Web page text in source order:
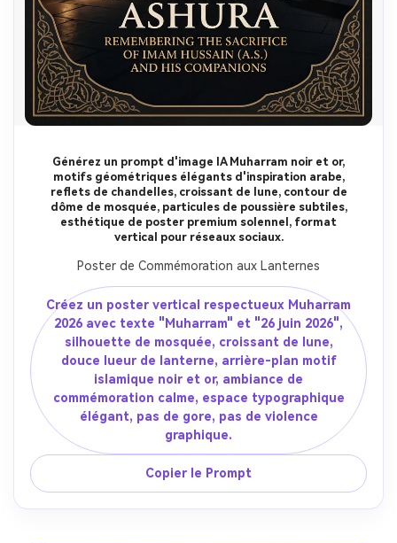
Générez un prompt d'image IA Muharram noir et or,
motifs géométriques élégants d'inspiration arabe,
reflets de chandelles, croissant de lune, contour de
dôme de mosquée, particules de poussière subtiles,
esthétique de poster premium solennel, format
vertical pour réseaux sociaux.
Poster de Commémoration aux Lanternes
Créez un poster vertical respectueux Muharram
2026 avec texte "Muharram" et "26 juin 2026",
silhouette de mosquée, croissant de lune,
douce lueur de lanterne, arrière-plan motif
islamique noir et or, ambiance de
commémoration calme, espace typographique
élégant, pas de gore, pas de violence
graphique.
Copier le Prompt